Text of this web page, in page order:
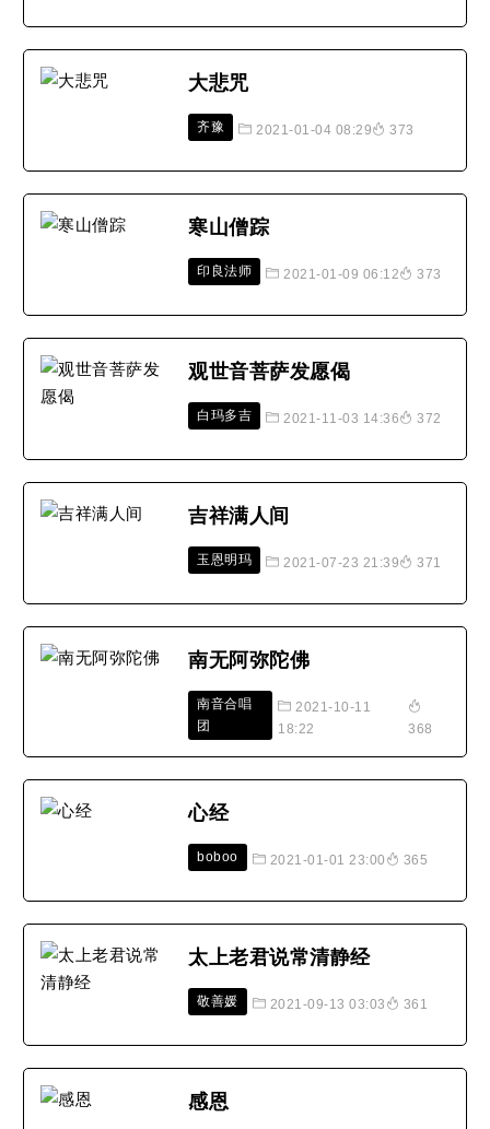
大悲咒
齐豫 2021-01-04 08:29 373
寒山僧踪
印良法师 2021-01-09 06:12 373
观世音菩萨发愿偈
白玛多吉 2021-11-03 14:36 372
吉祥满人间
玉恩明玛 2021-07-23 21:39 371
南无阿弥陀佛
南音合唱
团
2021-10-11
18:22
368
心经
boboo 2021-01-01 23:00 365
太上老君说常清静经
敬善媛 2021-09-13 03:03 361
感恩